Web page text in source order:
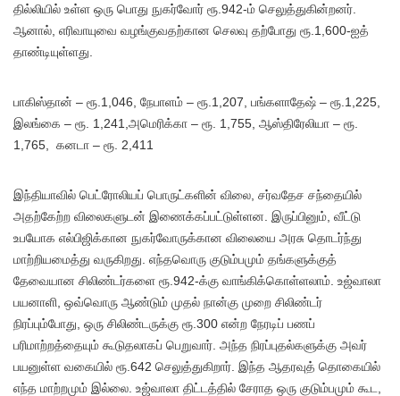
தில்லியில் உள்ள ஒரு பொது நுகர்வோர் ரூ.942-ம் செலுத்துகின்றனர்.
ஆனால், எரிவாயுவை வழங்குவதற்கான செலவு தற்போது ரூ.1,600-ஐத்
தாண்டியுள்ளது.
பாகிஸ்தான் – ரூ.1,046, நேபாளம் – ரூ.1,207, பங்களாதேஷ் – ரூ.1,225,
இலங்கை – ரூ. 1,241,அமெரிக்கா – ரூ. 1,755, ஆஸ்திரேலியா – ரூ.
1,765, கனடா – ரூ. 2,411
இந்தியாவில் பெட்ரோலியப் பொருட்களின் விலை, சர்வதேச சந்தையில்
அதற்கேற்ற விலைகளுடன் இணைக்கப்பட்டுள்ளன. இருப்பினும், வீட்டு
உபயோக எல்பிஜிக்கான நுகர்வோருக்கான விலையை அரசு தொடர்ந்து
மாற்றியமைத்து வருகிறது. எந்தவொரு குடும்பமும் தங்களுக்குத்
தேவையான சிலிண்டர்களை ரூ.942-க்கு வாங்கிக்கொள்ளலாம். உஜ்வாலா
பயனாளி, ஒவ்வொரு ஆண்டும் முதல் நான்கு முறை சிலிண்டர்
நிரப்பும்போது, ஒரு சிலிண்டருக்கு ரூ.300 என்ற நேரடிப் பணப்
பரிமாற்றத்தையும் கூடுதலாகப் பெறுவார். அந்த நிரப்புதல்களுக்கு அவர்
பயனுள்ள வகையில் ரூ.642 செலுத்துகிறார். இந்த ஆதரவுத் தொகையில்
எந்த மாற்றமும் இல்லை. உஜ்வாலா திட்டத்தில் சேராத ஒரு குடும்பமும் கூட,